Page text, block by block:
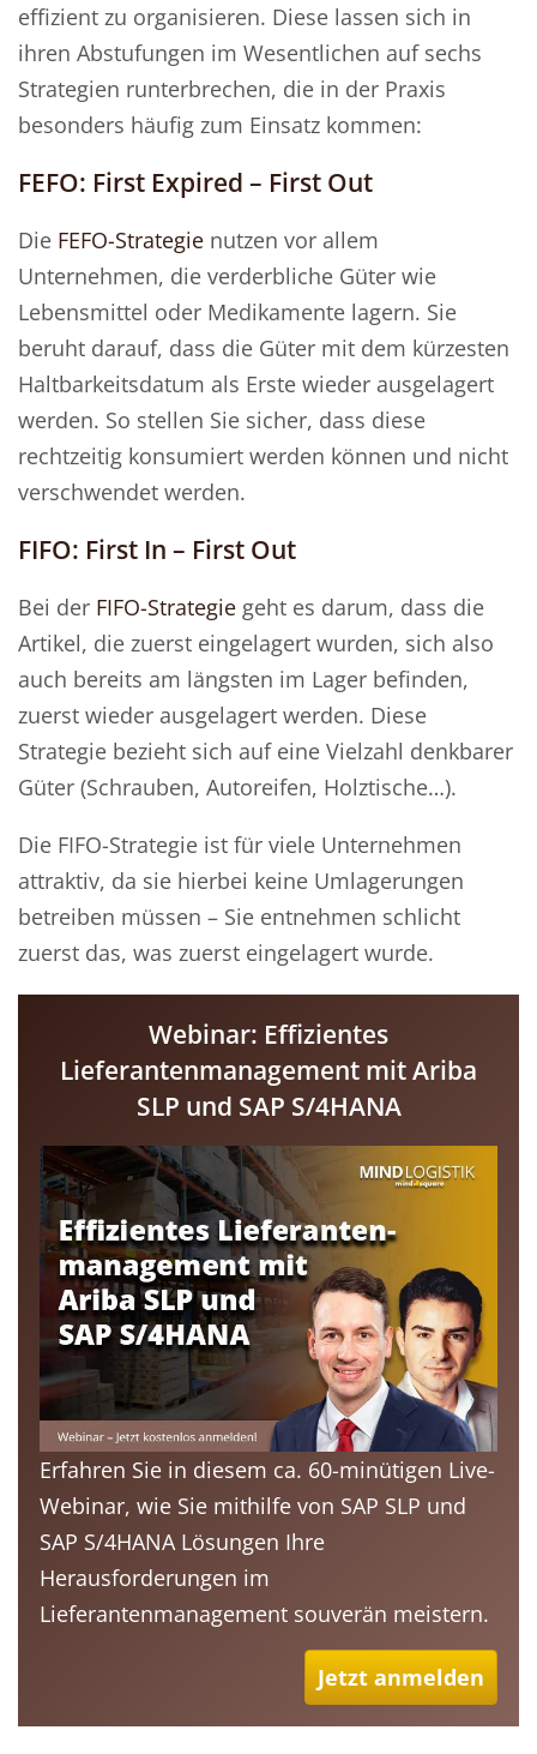
effizient zu organisieren. Diese lassen sich in
ihren Abstufungen im Wesentlichen auf sechs
Strategien runterbrechen, die in der Praxis
besonders häufig zum Einsatz kommen:
FEFO: First Expired – First Out
Die FEFO-Strategie nutzen vor allem
Unternehmen, die verderbliche Güter wie
Lebensmittel oder Medikamente lagern. Sie
beruht darauf, dass die Güter mit dem kürzesten
Haltbarkeitsdatum als Erste wieder ausgelagert
werden. So stellen Sie sicher, dass diese
rechtzeitig konsumiert werden können und nicht
verschwendet werden.
FIFO: First In – First Out
Bei der FIFO-Strategie geht es darum, dass die
Artikel, die zuerst eingelagert wurden, sich also
auch bereits am längsten im Lager befinden,
zuerst wieder ausgelagert werden. Diese
Strategie bezieht sich auf eine Vielzahl denkbarer
Güter (Schrauben, Autoreifen, Holztische…).
Die FIFO-Strategie ist für viele Unternehmen
attraktiv, da sie hierbei keine Umlagerungen
betreiben müssen – Sie entnehmen schlicht
zuerst das, was zuerst eingelagert wurde.
Webinar: Effizientes
Lieferantenmanagement mit Ariba
SLP und SAP S/4HANA
Erfahren Sie in diesem ca. 60-minütigen Live-
Webinar, wie Sie mithilfe von SAP SLP und
SAP S/4HANA Lösungen Ihre
Herausforderungen im
Lieferantenmanagement souverän meistern.
Jetzt anmelden